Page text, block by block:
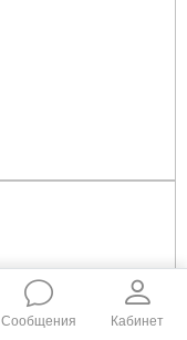
Сообщения Кабинет